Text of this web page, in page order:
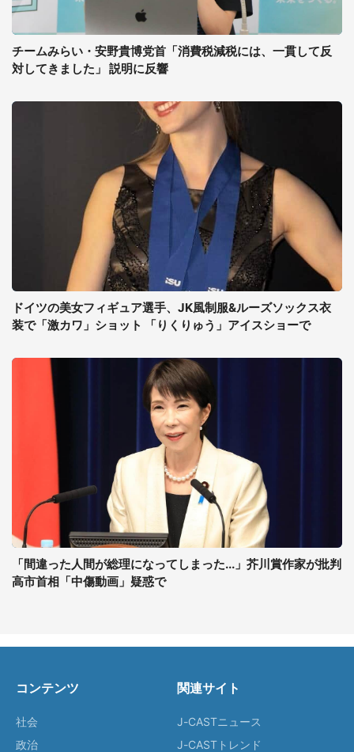
チームみらい・安野貴博党首「消費税減税には、一貫して反
対してきました」 説明に反響
ドイツの美女フィギュア選手、JK風制服&ルーズソックス衣
装で「激カワ」ショット 「りくりゅう」アイスショーで
「間違った人間が総理になってしまった...」芥川賞作家が批判
高市首相「中傷動画」疑惑で
コンテンツ
社会
政治
関連サイト
J-CASTニュース
J-CASTトレンド